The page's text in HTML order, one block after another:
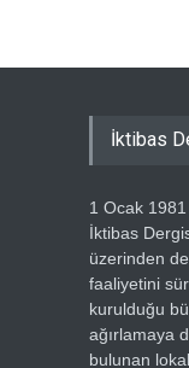
İktibas
1 Ocak
İktibas
üzerinden de
faaliyetini
kurulduğu
ağırlamaya
bulunan